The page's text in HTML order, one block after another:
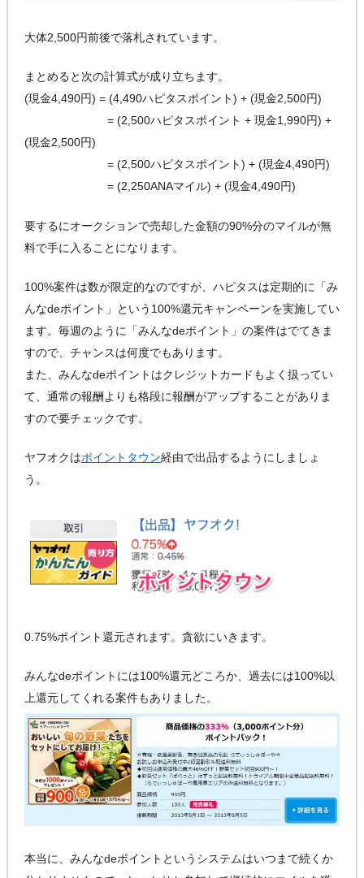
大体2,500円前後で落札されています。
まとめると次の計算式が成り立ちます。
(現金4,490円) = (4,490ハピタスポイント) + (現金2,500円)
= (2,500ハピタスポイント + 現金1,990円) +
(現金2,500円)
= (2,500ハピタスポイント) + (現金4,490円)
= (2,250ANAマイル) + (現金4,490円)
要するにオークションで売却した金額の90%分のマイルが無
料で手に入ることになります。
100%案件は数が限定的なのですが、ハピタスは定期的に「み
んなdeポイント」という100%還元キャンペーンを実施してい
ます。毎週のように「みんなdeポイント」の案件はでてきま
すので、チャンスは何度でもあります。
また、みんなdeポイントはクレジットカードもよく扱ってい
て、通常の報酬よりも格段に報酬がアップすることがありま
すので要チェックです。
ヤフオクはポイントタウン経由で出品するようにしましょ
う。
0.75%ポイント還元されます。貪欲にいきます。
みんなdeポイントには100%還元どころか、過去には100%以
上還元してくれる案件もありました。
本当に、みんなdeポイントというシステムはいつまで続くか